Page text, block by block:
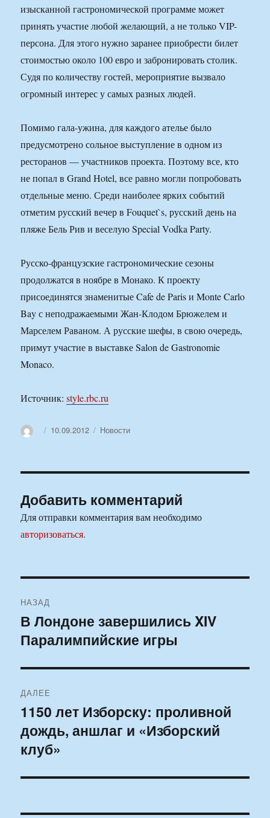
изысканной гастрономической программе может
принять участие любой желающий, а не только VIP-
персона. Для этого нужно заранее приобрести билет
стоимостью около 100 евро и забронировать столик.
Судя по количеству гостей, мероприятие вызвало
огромный интерес у самых разных людей.
Помимо гала-ужина, для каждого ателье было
предусмотрено сольное выступление в одном из
ресторанов — участников проекта. Поэтому все, кто
не попал в Grand Hotel, все равно могли попробовать
отдельные меню. Среди наиболее ярких событий
отметим русский вечер в Fouquet`s, русский день на
пляже Бель Рив и веселую Special Vodka Party.
Русско-французские гастрономические сезоны
продолжатся в ноябре в Монако. К проекту
присоединятся знаменитые Cafe de Paris и Monte Carlo
Bay с неподражаемыми Жан-Клодом Брюжелем и
Марселем Раваном. А русские шефы, в свою очередь,
примут участие в выставке Salon de Gastronomie
Monaco.
Источник:style.rbc.ru
АвторОпубликовано
10.09.2012 Рубрики
Новости
Добавить комментарий
Для отправки комментария вам необходимо
авторизоваться.
по
записям
НАЗАД
Предыдущая
запись:
В Лондоне завершились XIV
Паралимпийские игры
ДАЛЕЕ
Следующая
запись:
1150 лет Изборску: проливной
дождь, аншлаг и «Изборский
клуб»